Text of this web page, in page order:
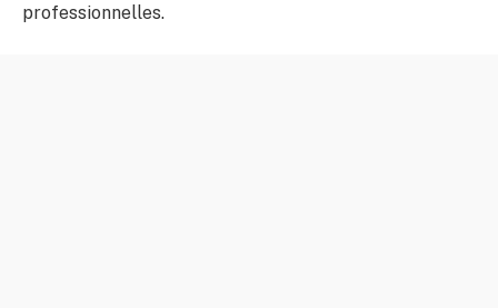
professionnelles.